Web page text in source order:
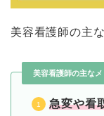
美容看護師の主
美容看護師の主な
急変や看